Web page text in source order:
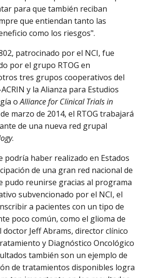
para que también reciban
que entiendan tanto las
como los riesgos".
patrocinado por el NCI, fue
por el grupo RTOG en
tres grupos cooperativos del
ACRIN y la Alianza para Estudios
oAlliance for Clinical Trials in
marzo de 2014, el RTOG trabajará
de una nueva red grupal
.
podría haber realizado en Estados
de una gran red nacional de
pudo reunirse gracias al programa
subvencionado por el NCI, el
a pacientes con un tipo de
poco común, como el glioma de
Jeff Abrams, director clínico
y Diagnóstico Oncológico
también son un ejemplo de
de tratamientos disponibles logra